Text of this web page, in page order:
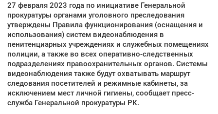
27 февраля 2023 года по инициативе Генеральной
прокуратуры органами уголовного преследования
утверждены Правила функционирования (оснащения и
использования) систем видеонаблюдения в
пенитенциарных учреждениях и служебных помещениях
полиции, а также во всех оперативно-следственных
подразделениях правоохранительных органов. Системы
видеонаблюдения также будут охватывать маршрут
следования посетителей и режимные кабинеты, за
исключением мест личной гигиены, сообщает пресс-
служба Генеральной прокуратуры РК.